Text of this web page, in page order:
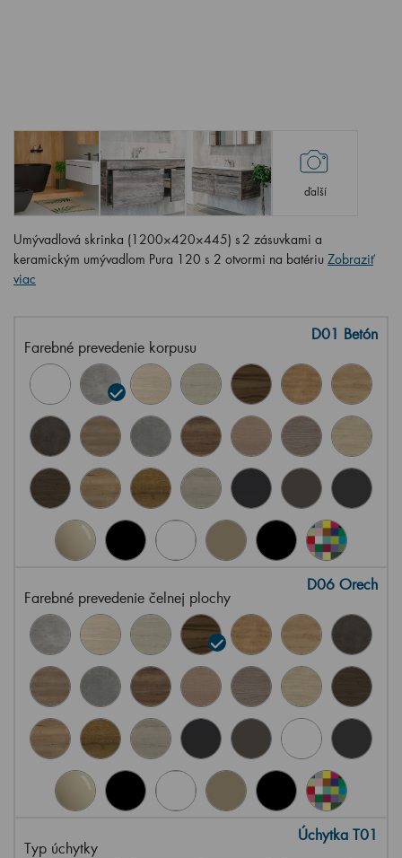
ďalší
Umývadlová skrinka (1200×420×445) s 2 zásuvkami a
keramickým umývadlom Pura 120 s 2 otvormi na batériu Zobraziť
viac
Farebné prevedenie korpusu
D01 Betón
Farebné prevedenie čelnej plochy
D06 Orech
Typ úchytky
Úchytka T01